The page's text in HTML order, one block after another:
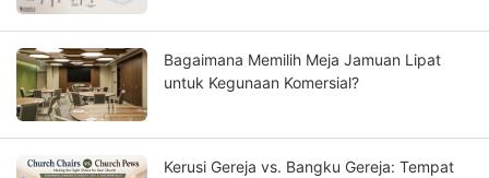
Bagaimana Memilih Meja Jamuan Lipat
untuk Kegunaan Komersial?
Kerusi Gereja vs. Bangku Gereja: Tempat